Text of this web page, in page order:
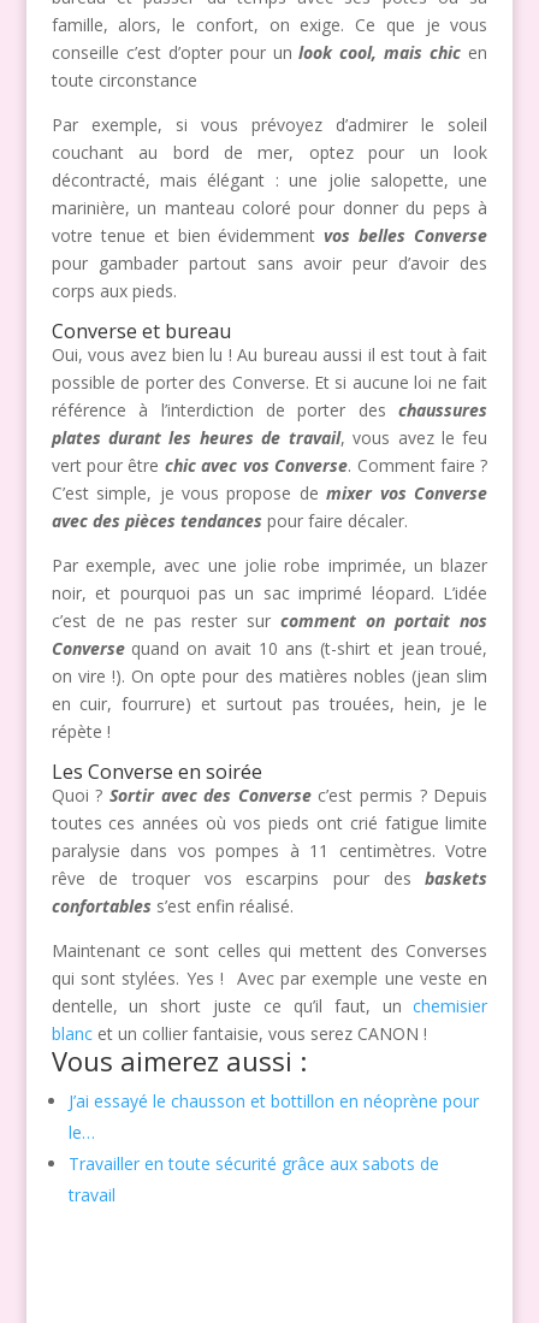
famille, alors, le confort, on exige. Ce que je vous
conseille c’est d’opter pour unlook cool, mais chic en
toute circonstance
Par exemple, si vous prévoyez d’admirer le soleil
couchant au bord de mer, optez pour un look
décontracté, mais élégant : une jolie salopette, une
marinière, un manteau coloré pour donner du peps à
votre tenue et bien évidemmentvos belles Converse
pour gambader partout sans avoir peur d’avoir des
corps aux pieds.
Converse et bureau
Oui, vous avez bien lu ! Au bureau aussi il est tout à fait
possible de porter des Converse. Et si aucune loi ne fait
référence à l’interdiction de porter deschaussures
plates durant les heures de travail, vous avez le feu
vert pour être chic avec vos Converse. Comment faire ?
C’est simple, je vous propose demixer vos Converse
avec des pièces tendances pour faire décaler.
Par exemple, avec une jolie robe imprimée, un blazer
noir, et pourquoi pas un sac imprimé léopard. L’idée
c’est de ne pas rester surcomment on portait nos
Conversequand on avait 10 ans (t-shirt et jean troué,
on vire !). On opte pour des matières nobles (jean slim
en cuir, fourrure) et surtout pas trouées, hein, je le
répète !
Les Converse en soirée
Quoi ? Sortir avec des Conversec’est permis ? Depuis
toutes ces années où vos pieds ont crié fatigue limite
paralysie dans vos pompes à 11 centimètres. Votre
rêve de troquer vos escarpins pour desbaskets
confortables s’est enfin réalisé.
Maintenant ce sont celles qui mettent des Converses
qui sont stylées. Yes ! Avec par exemple une veste en
dentelle, un short juste ce qu’il faut, unchemisier
blancet un collier fantaisie, vous serez CANON !
Vous aimerez aussi :
J’ai essayé le chausson et bottillon en néoprène pour
le…
Travailler en toute sécurité grâce aux sabots de
travail